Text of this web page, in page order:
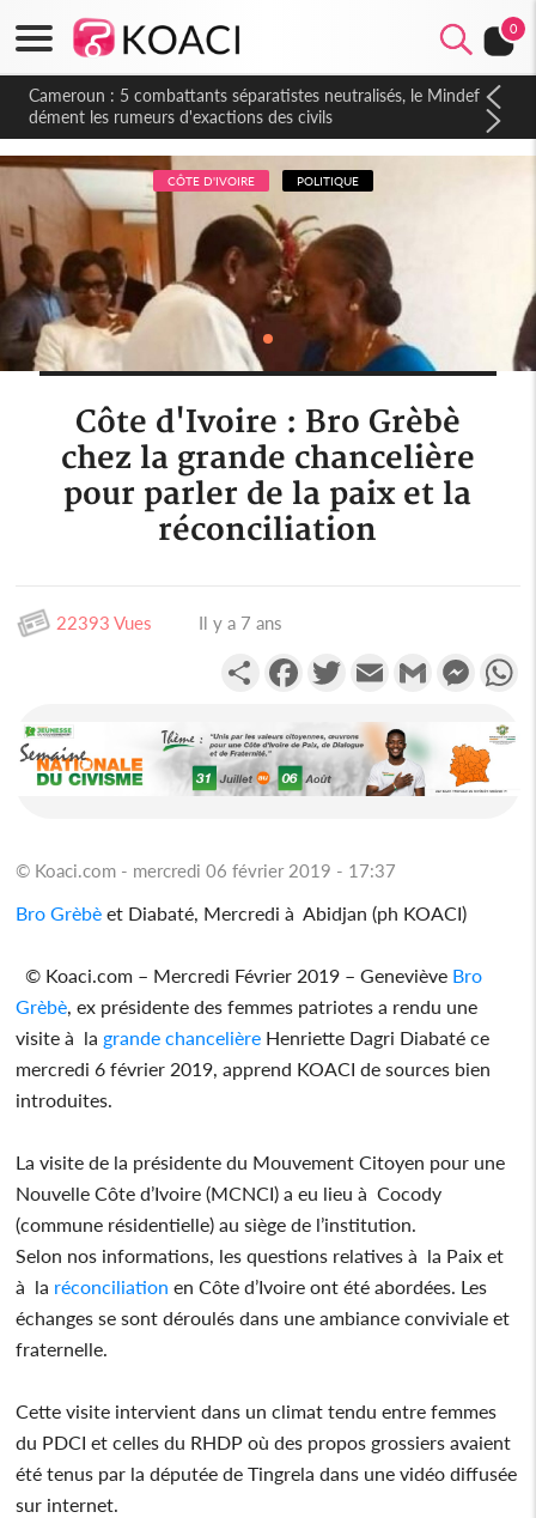
0
Cameroun : 5 combattants séparatistes neutralisés, le Mindef
dément les rumeurs d'exactions des civils
CÔTE D'IVOIRE POLITIQUE
Côte d'Ivoire : Bro Grèbè
chez la grande chancelière
pour parler de la paix et la
réconciliation
22393 Vues Il y a 7 ans
PartagerFacebookTwitterEmail Gmail
© Koaci.com - mercredi 06 février 2019 - 17:37
Bro Grèbè et Diabaté, Mercredi à Abidjan (ph KOACI)
© Koaci.com – Mercredi Février 2019 – Geneviève Bro
Grèbè, ex présidente des femmes patriotes a rendu une
visite à la grande chancelière Henriette Dagri Diabaté ce
mercredi 6 février 2019, apprend KOACI de sources bien
introduites.
La visite de la présidente du Mouvement Citoyen pour une
Nouvelle Côte d’Ivoire (MCNCI) a eu lieu à Cocody
(commune résidentielle) au siège de l’institution.
Selon nos informations, les questions relatives à la Paix et
à la réconciliation en Côte d’Ivoire ont été abordées. Les
échanges se sont déroulés dans une ambiance conviviale et
fraternelle.
Cette visite intervient dans un climat tendu entre femmes
du PDCI et celles du RHDP où des propos grossiers avaient
été tenus par la députée de Tingrela dans une vidéo diffusée
sur internet.